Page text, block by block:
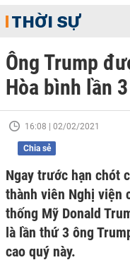
THỜI SỰ
Ông Trump
Hòa bình lần 3
16:08 | 02/02/2021
Chia sẻ
Ngay trước hạn chót
thành viên Nghị viện
thống Mỹ Donald
là lần thứ 3 ông
cao quý này.